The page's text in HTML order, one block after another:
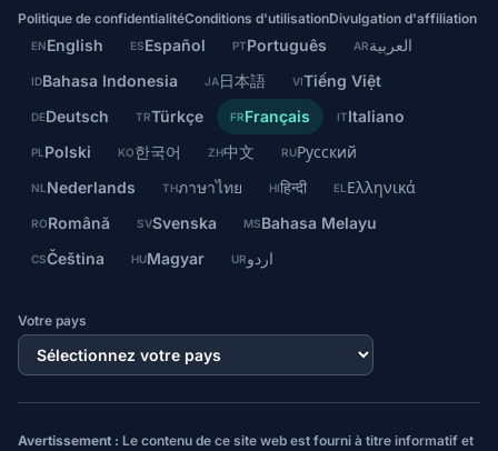
Politique de confidentialitéConditions d'utilisationDivulgation d'affiliation
ENEnglish ESEspañol PTPortuguês ARالعربية
IDBahasa Indonesia JA日本語 VITiếng Việt
DEDeutsch TRTürkçe FRFrançais ITItaliano
PL Polski KO한국어 ZH中文 RUРусский
NL Nederlands THภาษาไทย HIहिन्दी EL Ελληνικά
RORomână SVSvenska MSBahasa Melayu
CSČeština HUMagyar URاردو
Votre pays
Avertissement : Le contenu de ce site web est fourni à titre informatif et